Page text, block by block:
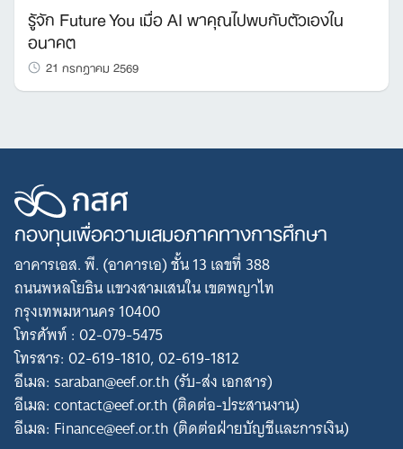
รู้จัก Future You เมื่อ AI พาคุณไปพบกับตัวเองใน
อนาคต
21 กรกฎาคม 2569
กองทุนเพื่อความเสมอภาคทางการศึกษา
อาคารเอส. พี. (อาคารเอ) ชั้น 13 เลขที่ 388
ถนนพหลโยธิน แขวงสามเสนใน เขตพญาไท
กรุงเทพมหานคร 10400
โทรศัพท์ : 02-079-5475
โทรสาร: 02-619-1810, 02-619-1812
อีเมล: saraban@eef.or.th (รับ-ส่ง เอกสาร)
อีเมล: contact@eef.or.th (ติดต่อ-ประสานงาน)
อีเมล: Finance@eef.or.th (ติดต่อฝ่ายบัญชีและการเงิน)